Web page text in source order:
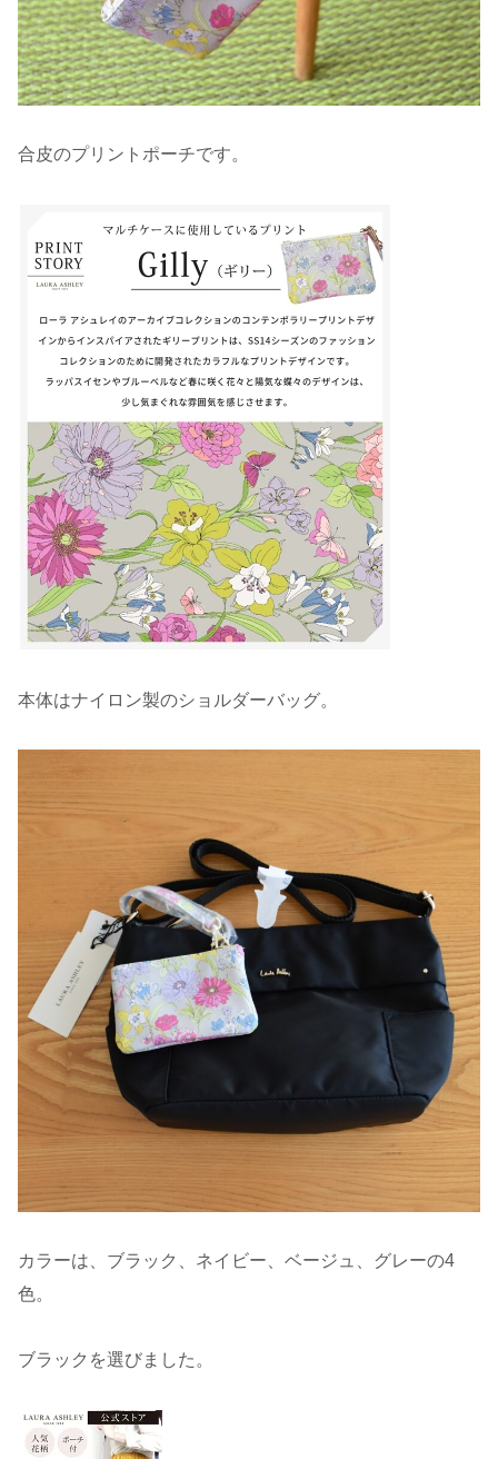
合皮のプリントポーチです。
本体はナイロン製のショルダーバッグ。
カラーは、ブラック、ネイビー、ベージュ、グレーの4
色。
ブラックを選びました。